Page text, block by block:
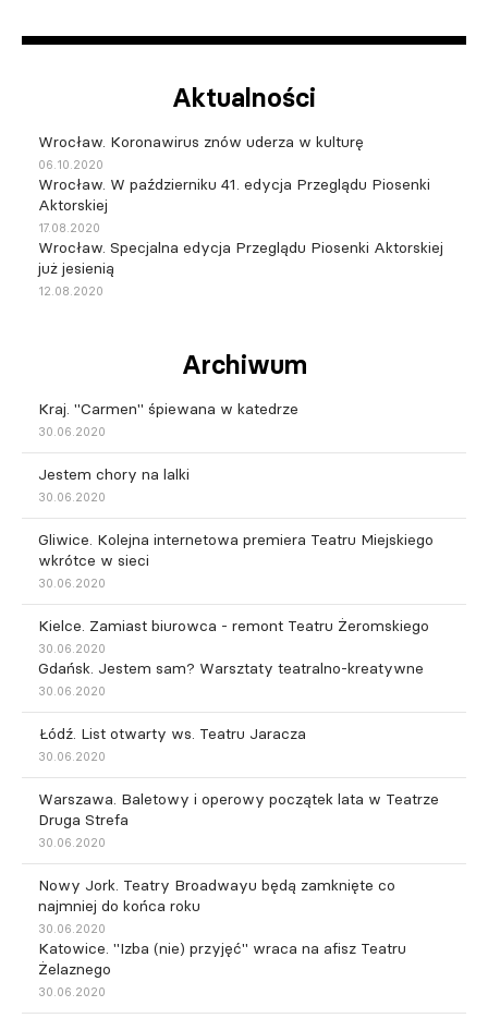
Aktualności
Wrocław. Koronawirus znów uderza w kulturę
06.10.2020
Wrocław. W październiku 41. edycja Przeglądu Piosenki
Aktorskiej
17.08.2020
Wrocław. Specjalna edycja Przeglądu Piosenki Aktorskiej
już jesienią
12.08.2020
Archiwum
Kraj. "Carmen" śpiewana w katedrze
30.06.2020
Jestem chory na lalki
30.06.2020
Gliwice. Kolejna internetowa premiera Teatru Miejskiego
wkrótce w sieci
30.06.2020
Kielce. Zamiast biurowca - remont Teatru Żeromskiego
30.06.2020
Gdańsk. Jestem sam? Warsztaty teatralno-kreatywne
30.06.2020
Łódź. List otwarty ws. Teatru Jaracza
30.06.2020
Warszawa. Baletowy i operowy początek lata w Teatrze
Druga Strefa
30.06.2020
Nowy Jork. Teatry Broadwayu będą zamknięte co
najmniej do końca roku
30.06.2020
Katowice. "Izba (nie) przyjęć" wraca na afisz Teatru
Żelaznego
30.06.2020